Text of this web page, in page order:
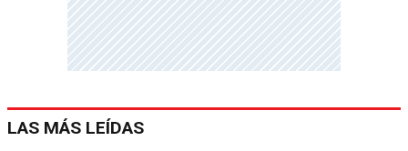
LAS MÁS LEÍDAS